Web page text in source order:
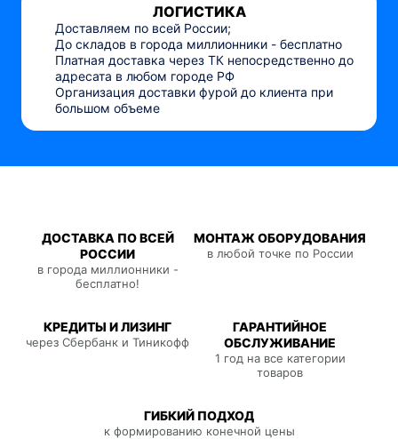
ЛОГИСТИКА
Доставляем по всей России;
До складов в города миллионники - бесплатно
Платная доставка через ТК непосредственно до
адресата в любом городе РФ
Организация доставки фурой до клиента при
большом объеме
ДОСТАВКА ПО ВСЕЙ
РОССИИ
в города миллионники -
бесплатно!
МОНТАЖ ОБОРУДОВАНИЯ
в любой точке по России
КРЕДИТЫ И ЛИЗИНГ
через Сбербанк и Тиникофф
ГАРАНТИЙНОЕ
ОБСЛУЖИВАНИЕ
1 год на все категории
товаров
ГИБКИЙ ПОДХОД
к формированию конечной цены